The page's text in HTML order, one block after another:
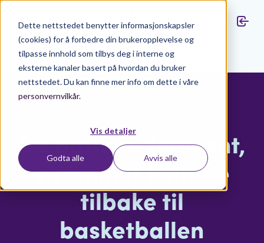
Dette nettstedet benytter informasjonskapsler
(cookies) for å forbedre din brukeropplevelse og
tilpasse innhold som tilbys deg i interne og
eksterne kanaler basert på hvordan du bruker
nettstedet. Du kan finne mer info om dette i våre
personvernvilkår.
Vis detaljer
Godta alle Avvis alle
Aktuelt
Da guttene forsvant,
strømmet jentene
tilbake til
basketballen